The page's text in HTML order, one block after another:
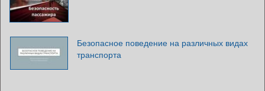
Безопасное поведение на различных видах
транспорта